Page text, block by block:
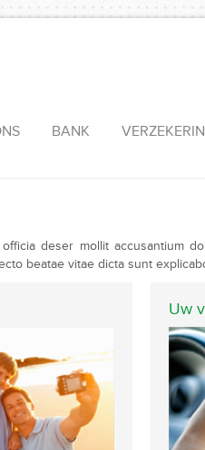
BANK
deser mollit accusantium
beatae vitae dicta sunt
Uw